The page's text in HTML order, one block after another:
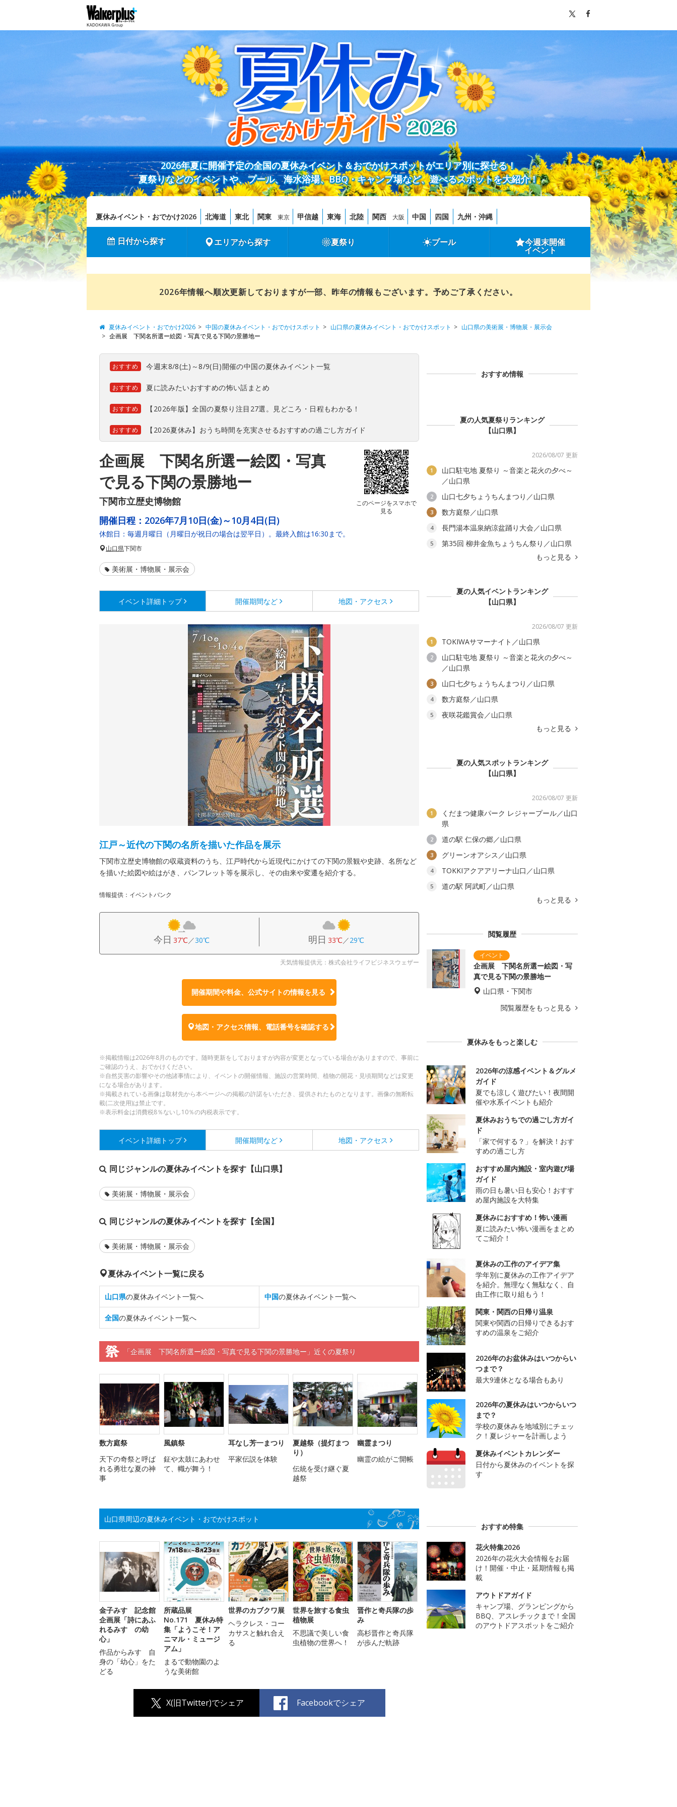
2026年夏に開催予定の全国の夏休みイベント＆おでかけスポットがエリア別に探せる！
夏祭りなどのイベントや、プール、海水浴場、BBQ・キャンプ場など、遊べるスポットを大紹介！
夏休みイベント・おでかけ2026 北海道 東北 関東 東京 甲信越 東海 北陸 関西 大阪 中国 四国 九州・沖縄
日付から探す エリアから探す 夏祭り プール 今週末開催
イベント
2026年情報へ順次更新しておりますが一部、昨年の情報もございます。予めご了承ください。
夏休みイベント・おでかけ2026 中国の夏休みイベント・おでかけスポット 山口県の夏休みイベント・おでかけスポット
山口県の美術展・博物展・展示会
企画展 下関名所選ー絵図・写真で見る下関の景勝地ー
おすすめ 今週末8/8(土)～8/9(日)開催の中国の夏休みイベント一覧
おすすめ 夏に読みたいおすすめの怖い話まとめ
おすすめ 【2026年版】全国の夏祭り注目27選。見どころ・日程もわかる！
おすすめ 【2026夏休み】おうち時間を充実させるおすすめの過ごし方ガイド
企画展 下関名所選ー絵図・写真
で見る下関の景勝地ー
下関市立歴史博物館
このページをスマホで
見る
開催日程： 2026年7月10日(金)～10月4日(日)
休館日：毎週月曜日（月曜日が祝日の場合は翌平日）。最終入館は16:30まで。
山口県下関市
美術展・博物展・展示会
イベント詳細 トップ 開催期間など 地図・アクセス
江戸～近代の下関の名所を描いた作品を展示
下関市立歴史博物館の収蔵資料のうち、江戸時代から近現代にかけての下関の景観や史跡、名所など
を描いた絵図や絵はがき、パンフレット等を展示し、その由来や変遷を紹介する。
情報提供：イベントバンク
今日 37℃／30℃ 明日 33℃／29℃
天気情報提供元：株式会社ライフビジネスウェザー
開催期間や料金、公式サイトの情報を見る
地図・アクセス情報、電話番号を確認する
※掲載情報は2026年8月のものです。随時更新をしておりますが内容が変更となっている場合がありますので、事前に
ご確認のうえ、おでかけください。
※自然災害の影響やその他諸事情により、イベントの開催情報、施設の営業時間、植物の開花・見頃期間などは変更
になる場合があります。
※掲載されている画像は取材先から本ページへの掲載の許諾をいただき、提供されたものとなります。画像の無断転
載(二次使用)は禁止です。
※表示料金は消費税8％ないし10％の内税表示です。
イベント詳細 トップ 開催期間など 地図・アクセス
同じジャンルの夏休みイベントを探す【山口県】
美術展・博物展・展示会
同じジャンルの夏休みイベントを探す【全国】
美術展・博物展・展示会
夏休みイベント一覧に戻る
山口県の夏休みイベント一覧へ 中国の夏休みイベント一覧へ
全国の夏休みイベント一覧へ
「企画展 下関名所選ー絵図・写真で見る下関の景勝地ー」近くの夏祭り
数方庭祭
天下の奇祭と呼ば
れる勇壮な夏の神
事
風鎮祭
鉦や太鼓にあわせ
て、幟が舞う！
耳なし芳一まつり
平家伝説を体験
夏越祭（提灯まつ
り）
伝統を受け継ぐ夏
越祭
幽霊まつり
幽霊の絵がご開帳
山口県周辺の夏休みイベント・おでかけスポット
金子みすゞ記念館
企画展「詩にあふ
れるみすゞの幼
心」
作品からみすゞ自
身の「幼心」をた
どる
所蔵品展
No.171 夏休み特
集「ようこそ！ア
ニマル・ミュージ
アム」
まるで動物園のよ
うな美術館
世界のカブクワ展
ヘラクレス・コー
カサスと触れ合え
る
世界を旅する食虫
植物展
不思議で美しい食
虫植物の世界へ！
晋作と奇兵隊の歩
み
高杉晋作と奇兵隊
が歩んだ軌跡
X(旧Twitter)でシェア Facebookでシェア
おすすめ情報
夏の人気夏祭りランキング
【山口県】
2026/08/07 更新
1
山口駐屯地 夏祭り ～音楽と花火の夕べ～
／山口県
2 山口七夕ちょうちんまつり／山口県
3 数方庭祭／山口県
4 長門湯本温泉納涼盆踊り大会／山口県
5
第35回 柳井金魚ちょうちん祭り／山口県
もっと見る
夏の人気イベントランキング
【山口県】
2026/08/07 更新
1 TOKIWAサマーナイト／山口県
2
山口駐屯地 夏祭り ～音楽と花火の夕べ～
／山口県
3 山口七夕ちょうちんまつり／山口県
4 数方庭祭／山口県
5
夜咲花鑑賞会／山口県
もっと見る
夏の人気スポットランキング
【山口県】
2026/08/07 更新
1
くだまつ健康パーク レジャープール／山口
県
2 道の駅 仁保の郷／山口県
3 グリーンオアシス／山口県
4 TOKKIアクアアリーナ山口／山口県
5
道の駅 阿武町／山口県
もっと見る
閲覧履歴
企画展 下関名所選ー絵図・写
真で見る下関の景勝地ー
山口県・下関市
閲覧履歴をもっと見る
夏休みをもっと楽しむ
2026年の涼感イベント＆グルメ
ガイド
夏でも涼しく遊びたい！夜間開
催や水系イベントも紹介
夏休みおうちでの過ごし方ガイ
ド
「家で何する？」を解決！おす
すめの過ごし方
おすすめ屋内施設・室内遊び場
ガイド
雨の日も暑い日も安心！おすす
め屋内施設を大特集
夏休みにおすすめ！怖い漫画
夏に読みたい怖い漫画をまとめ
てご紹介！
夏休みの工作のアイデア集
学年別に夏休みの工作アイデア
を紹介。無理なく無駄なく、自
由工作に取り組もう！
関東・関西の日帰り温泉
関東や関西の日帰りできるおす
すめの温泉をご紹介
2026年のお盆休みはいつからい
つまで？
最大9連休となる場合もあり
2026年の夏休みはいつからいつ
まで？
学校の夏休みを地域別にチェッ
ク！夏レジャーを計画しよう
夏休みイベントカレンダー
日付から夏休みのイベントを探
す
おすすめ特集
花火特集2026
2026年の花火大会情報をお届
け！開催・中止・延期情報も掲
載
アウトドアガイド
キャンプ場、グランピングから
BBQ、アスレチックまで！全国
のアウトドアスポットをご紹介